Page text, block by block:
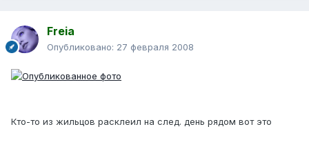
Freia
Опубликовано: 27 февраля 2008
Кто-то из жильцов расклеил на след. день рядом вот это